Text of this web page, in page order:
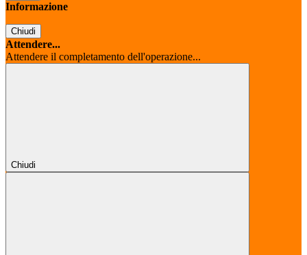
Informazione
Chiudi
Attendere...
Attendere il completamento dell'operazione...
Chiudi